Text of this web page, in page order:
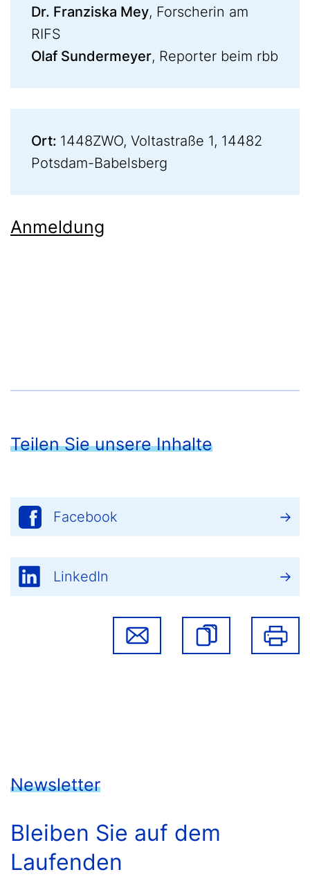
Dr. Franziska Mey, Forscherin am
RIFS
Olaf Sundermeyer, Reporter beim rbb
Ort: 1448ZWO, Voltastraße 1, 14482
Potsdam-Babelsberg
Anmeldung
Teilen Sie unsere Inhalte
Facebook
LinkedIn
Newsletter
Bleiben Sie auf dem
Laufenden